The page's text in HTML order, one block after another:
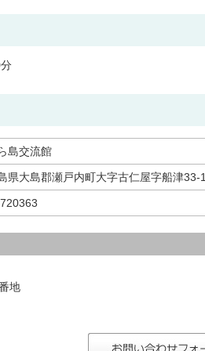
島交流館
県大島郡瀬戸内町大字古仁屋字船津33-1
地